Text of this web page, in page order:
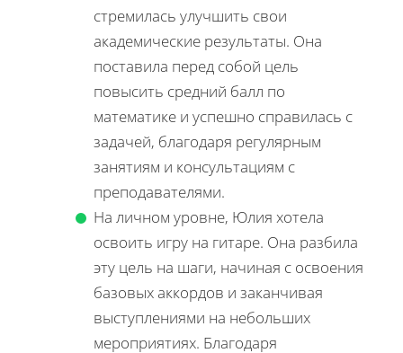
стремилась улучшить свои
академические результаты. Она
поставила перед собой цель
повысить средний балл по
математике и успешно справилась с
задачей, благодаря регулярным
занятиям и консультациям с
преподавателями.
На личном уровне, Юлия хотела
освоить игру на гитаре. Она разбила
эту цель на шаги, начиная с освоения
базовых аккордов и заканчивая
выступлениями на небольших
мероприятиях. Благодаря